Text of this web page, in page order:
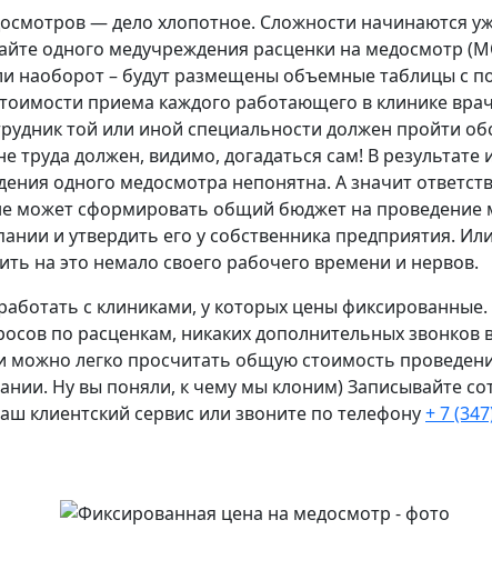
— дело хлопотное. Сложности начинаются
одного медучреждения расценки на медосмотр
наоборот – будут размещены объемные таблицы с
приема каждого работающего в клинике
той или иной специальности должен пройти
труда должен, видимо, догадаться сам! В результате
одного медосмотра непонятна. А значит
может сформировать общий бюджет на проведение
и утвердить его у собственника предприятия.
на это немало своего рабочего времени и нервов.
с клиниками, у которых цены
по расценкам, никаких дополнительных звонков
можно легко просчитать общую стоимость
Ну вы поняли, к чему мы клоним) Записывайте
клиентский сервис или звоните по телефону+ 7